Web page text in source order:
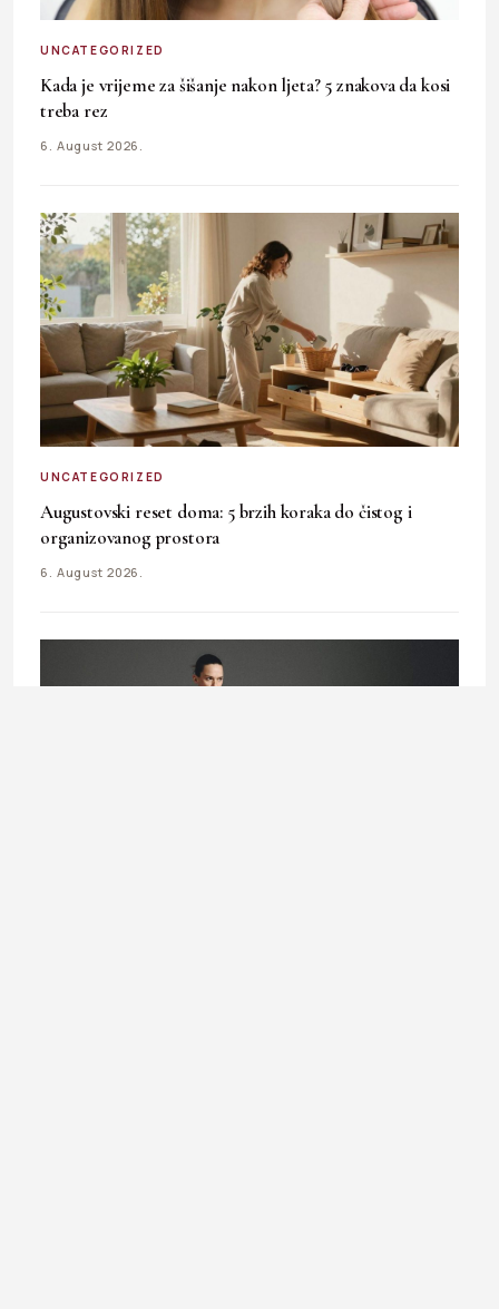
UNCATEGORIZED
Kada je vrijeme za šišanje nakon ljeta? 5 znakova da kosi
treba rez
6. August 2026.
UNCATEGORIZED
Augustovski reset doma: 5 brzih koraka do čistog i
organizovanog prostora
6. August 2026.